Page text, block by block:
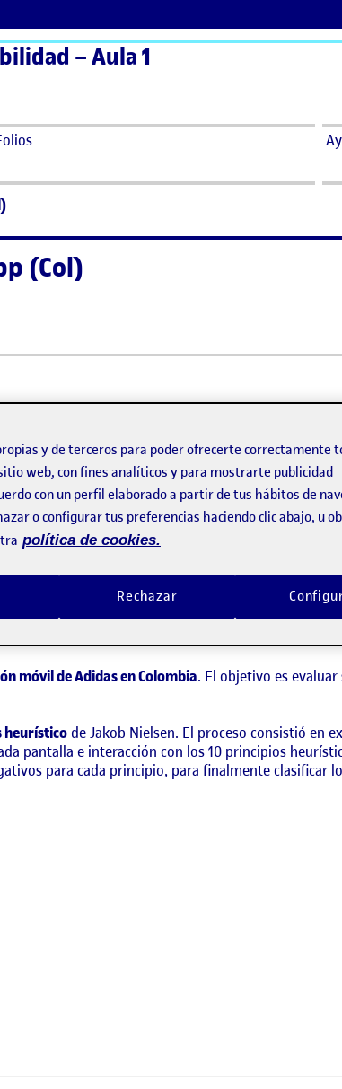
– Aula 1
(Col)
móvil, especialmente en el competitivo mundo del
frustrado.
móvil de Adidas en Colombia. El objetivo es
heurístico de Jakob Nielsen. El proceso consistió en
pantalla e interacción con los 10 principios
para cada principio, para finalmente clasificar
y de terceros para poder ofrecerte correctamente
web, con fines analíticos y para mostrarte publicidad
con un perfil elaborado a partir de tus hábitos de
o configurar tus preferencias haciendo clic abajo, u
política de cookies.
Rechazar